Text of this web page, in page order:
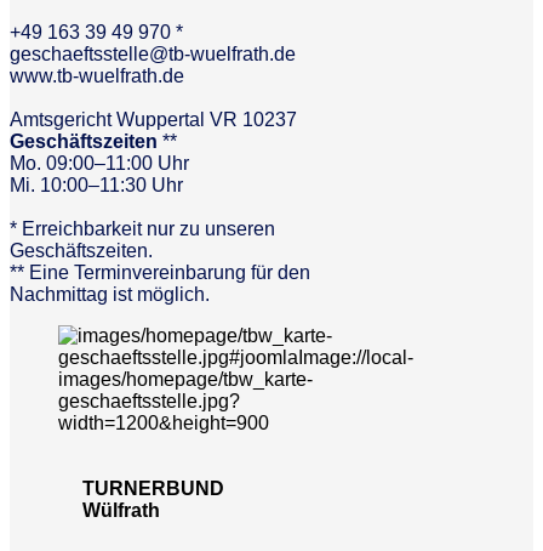
+49 163 39 49 970 *
geschaeftsstelle@tb-wuelfrath.de
www.tb-wuelfrath.de
Amtsgericht Wuppertal VR 10237
Geschäftszeiten **
Mo. 09:00–11:00 Uhr
Mi. 10:00–11:30 Uhr
* Erreichbarkeit nur zu unseren
Geschäftszeiten.
** Eine Terminvereinbarung für den
Nachmittag ist möglich.
TURNERBUND
Wülfrath